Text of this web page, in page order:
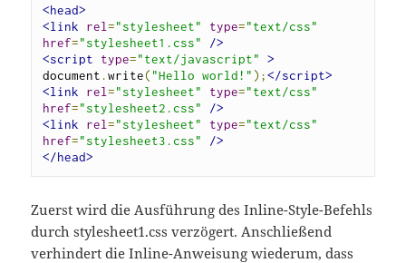
<head>
<link
rel="stylesheet" type="text/css"
href="stylesheet1.css"
/>
<script
type="text/javascript"
>
document .write( "Hello world!" );</script>
<link
rel="stylesheet" type="text/css"
href="stylesheet2.css"
/>
<link
rel="stylesheet" type="text/css"
href="stylesheet3.css"
/>
</head>
Zuerst wird die Ausführung des Inline-Style-Befehls
durch stylesheet1.css verzögert. Anschließend
verhindert die Inline-Anweisung wiederum, dass